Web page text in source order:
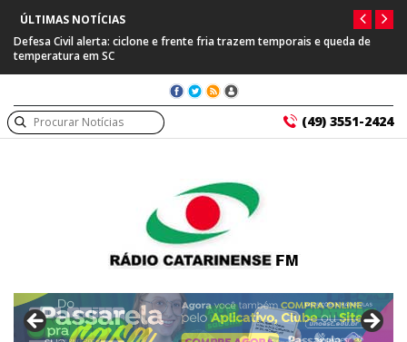
ÚLTIMAS NOTÍCIAS
Defesa Civil alerta: ciclone e frente fria trazem temporais e queda de
temperatura em SC
(49) 3551-2424